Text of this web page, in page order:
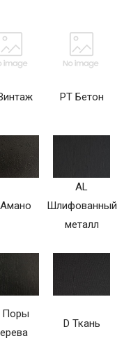
PT Бетон
AL
Шлифованный
металл
Поры
D Ткань